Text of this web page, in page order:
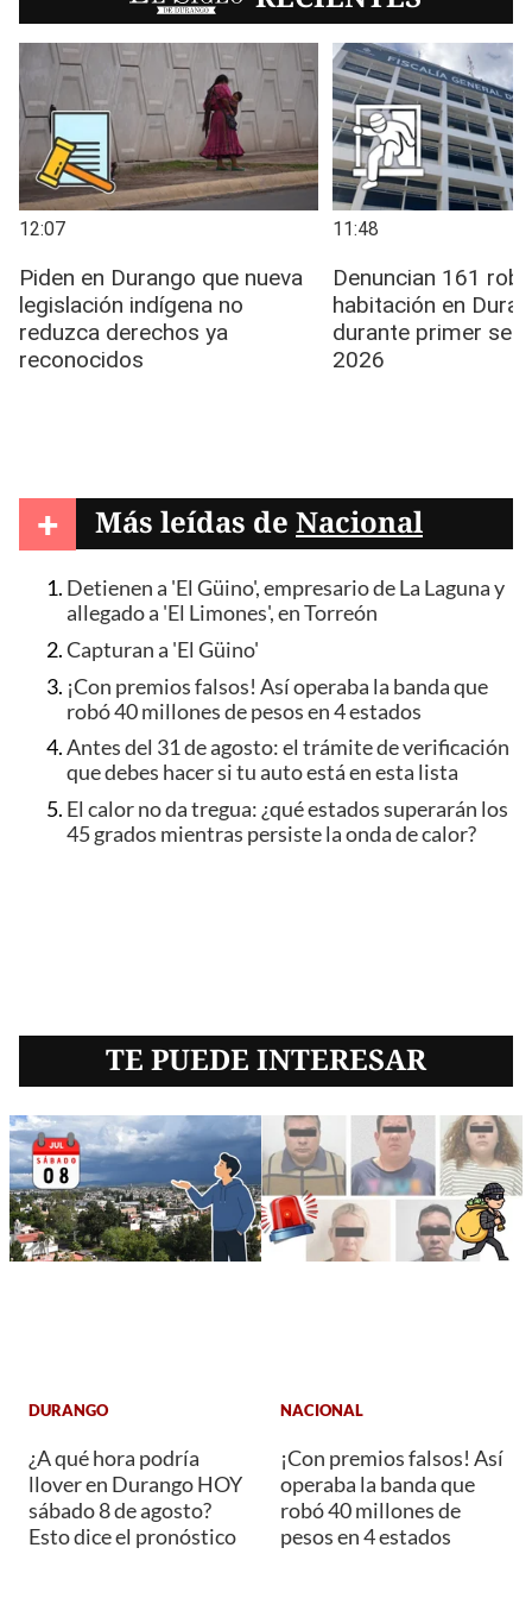
+ Más leídas de Nacional
Detienen a 'El Güino', empresario de La Laguna y
allegado a 'El Limones', en Torreón
Capturan a 'El Güino'
¡Con premios falsos! Así operaba la banda que
robó 40 millones de pesos en 4 estados
Antes del 31 de agosto: el trámite de verificación
que debes hacer si tu auto está en esta lista
El calor no da tregua: ¿qué estados superarán los
45 grados mientras persiste la onda de calor?
TE PUEDE INTERESAR
DURANGO
¿A qué hora podría
llover en Durango HOY
sábado 8 de agosto?
Esto dice el pronóstico
NACIONAL
¡Con premios falsos! Así
operaba la banda que
robó 40 millones de
pesos en 4 estados